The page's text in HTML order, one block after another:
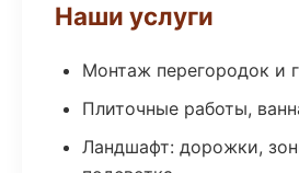
Наши услуги
Монтаж перегородок и
Плиточные работы,
Ландшафт: дорожки,